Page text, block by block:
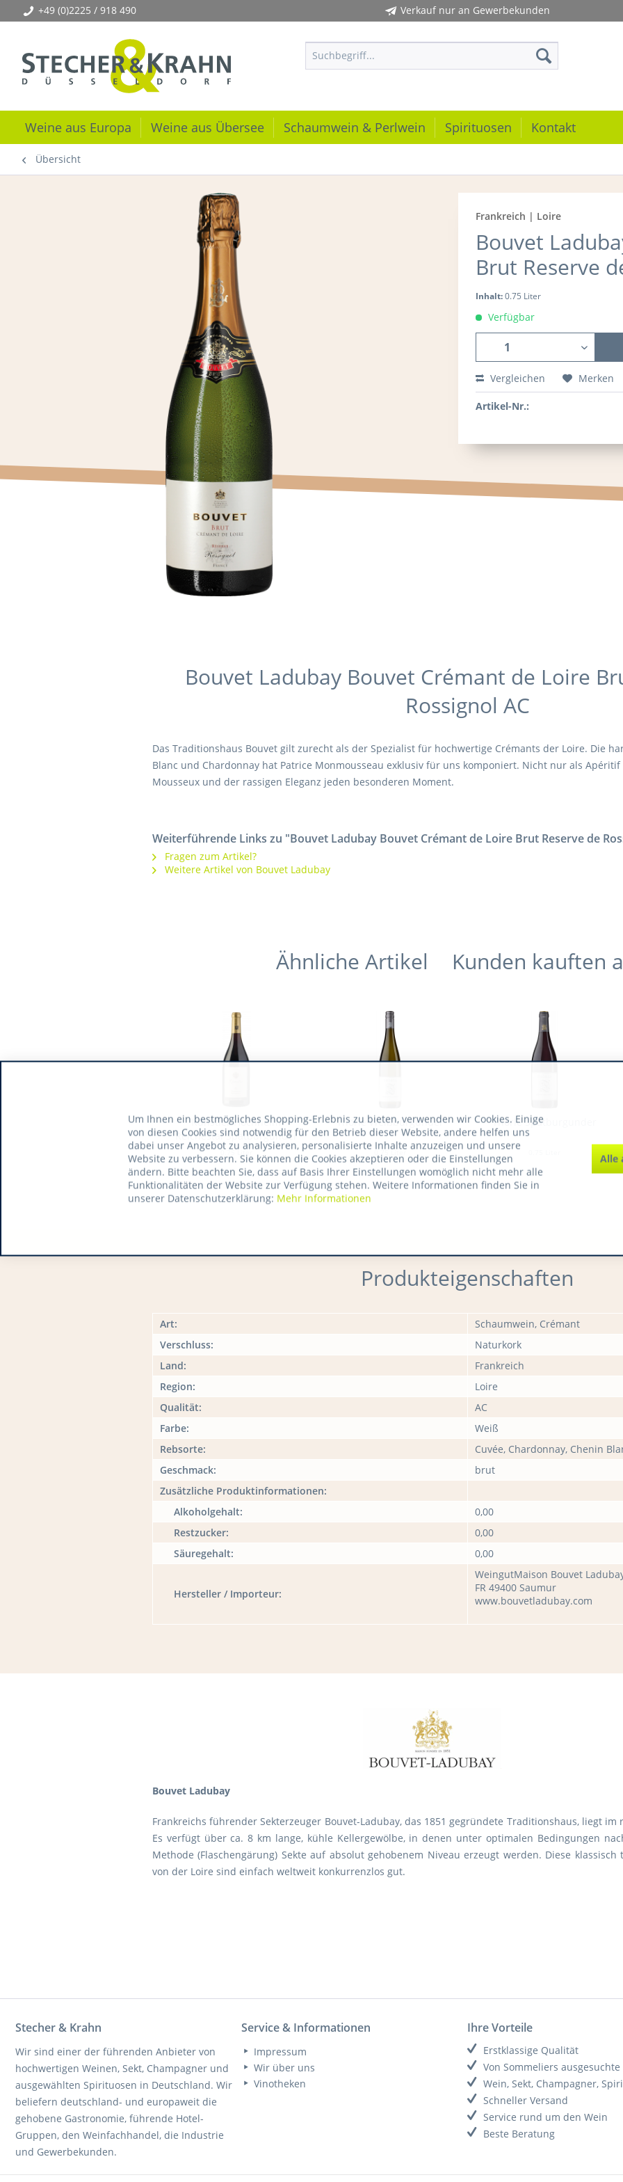
+49 (0)2225 / 918 490 Verkauf nur an Gewerbekunden
Weine aus Europa Weine aus Übersee Schaumwein & Perlwein Spirituosen Kontakt
Übersicht
Frankreich | Loire
Bouvet
Brut Reserve
Inhalt:0.75 Liter
Verfügbar
Vergleichen Merken
Artikel-Nr.:
Bouvet Ladubay Bouvet Crémant de Loire
Rossignol AC
Das Traditionshaus Bouvet gilt zurecht als der Spezialist für hochwertige Crémants der Loire. Die
Blanc und Chardonnay hat Patrice Monmousseau exklusiv für uns komponiert. Nicht nur als
Mousseux und der rassigen Eleganz jeden besonderen Moment.
Weiterführende Links zu "Bouvet Ladubay Bouvet Crémant de Loire Brut Reserve de
Fragen zum Artikel?
Weitere Artikel von Bouvet Ladubay
Ähnliche Artikel Kunden kauften
Künstler Hochheim
Reichestal Spätburgunder
0.75 Liter
Thörle Weißburgunder
0.75 Liter
Thörle Spätburgunder
Produkteigenschaften
Art:
Schaumwein, Crémant
Verschluss:
Naturkork
Land:
Frankreich
Region:
Loire
Qualität:
AC
Farbe:
Weiß
Rebsorte:
Cuvée, Chardonnay, Chenin
Geschmack:
brut
Zusätzliche Produktinformationen:
Alkoholgehalt:
0,00
Restzucker:
0,00
Säuregehalt:
0,00
Hersteller / Importeur:
WeingutMaison Bouvet
FR 49400 Saumur
www.bouvetladubay.com
Bouvet Ladubay
Frankreichs führender Sekterzeuger Bouvet-Ladubay, das 1851 gegründete Traditionshaus, liegt
Es verfügt über ca. 8 km lange, kühle Kellergewölbe, in denen unter optimalen Bedingungen
Methode (Flaschengärung) Sekte auf absolut gehobenem Niveau erzeugt werden. Diese
von der Loire sind einfach weltweit konkurrenzlos gut.
Stecher & Krahn
Wir sind einer der führenden Anbieter von
hochwertigen Weinen, Sekt, Champagner und
ausgewählten Spirituosen in Deutschland. Wir
beliefern deutschland- und europaweit die
gehobene Gastronomie, führende Hotel-
Gruppen, den Weinfachhandel, die Industrie
und Gewerbekunden.
Service & Informationen
Impressum
Wir über uns
Vinotheken
Ihre Vorteile
Erstklassige Qualität
Von Sommeliers ausgesuchte
Wein, Sekt, Champagner,
Schneller Versand
Service rund um den Wein
Beste Beratung
Um Ihnen ein bestmögliches Shopping-Erlebnis zu bieten, verwenden wir Cookies. Einige
von diesen Cookies sind notwendig für den Betrieb dieser Website, andere helfen uns
dabei unser Angebot zu analysieren, personalisierte Inhalte anzuzeigen und unsere
Website zu verbessern. Sie können die Cookies akzeptieren oder die Einstellungen
ändern. Bitte beachten Sie, dass auf Basis Ihrer Einstellungen womöglich nicht mehr alle
Funktionalitäten der Website zur Verfügung stehen. Weitere Informationen finden Sie in
unserer Datenschutzerklärung: Mehr Informationen
Alle